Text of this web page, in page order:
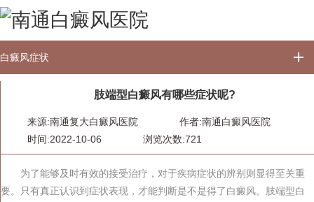
白癜风症状
肢端型白癜风有哪些症状呢?
来源:南通复大白癜风医院 作者:南通白癜风医院
时间:2022-10-06
浏览次数:721
为了能够及时有效的接受治疗，对于疾病症状的辨别则显得至关重
要。只有真正认识到症状表现，才能判断是不是得了白癜风。肢端型白